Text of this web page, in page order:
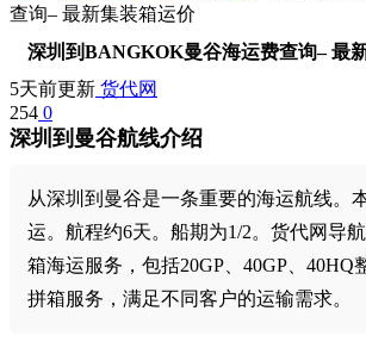
查询– 最新集装箱运价
深圳到BANGKOK曼谷海运费查询– 最
5天前更新 货代网
254 0
深圳到曼谷航线介绍
从深圳到曼谷是一条重要的海运航线。
运。航程约6天。船期为1/2。货代网导
箱海运服务，包括20GP、40GP、40HQ
拼箱服务，满足不同客户的运输需求。